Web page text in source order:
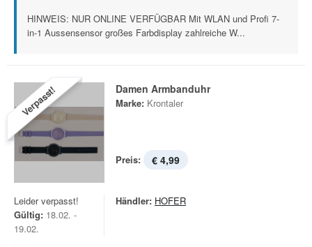
HINWEIS: NUR ONLINE VERFÜGBAR Mit WLAN und Profi 7-
in-1 Aussensensor großes Farbdisplay zahlreiche W...
Verpasst! Damen Armbanduhr
Marke: Krontaler
Preis: € 4,99
Leider verpasst!
Gültig: 18.02. -
19.02.
Händler: HOFER